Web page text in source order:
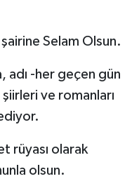
Selam Olsun.
adı -her geçen gün
şiirleri ve romanları
rüyası olarak
olsun.